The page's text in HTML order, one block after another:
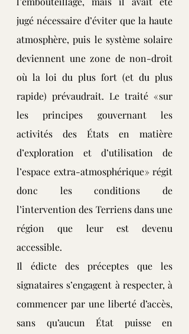
jugé nécessaire d’éviter que la haute
atmosphère, puis le système solaire
deviennent une zone de non-droit
où la loi du plus fort (et du plus
rapide) prévaudrait. Le traité « sur
les principes gouvernant les
activités des États en matière
d’exploration et d’utilisation de
l’espace extra-atmosphérique » régit
donc les conditions de
l’intervention des Terriens dans une
région que leur est devenu
accessible.
Il édicte des préceptes que les
signataires s’engagent à respecter, à
commencer par une liberté d’accès,
sans qu’aucun État puisse en